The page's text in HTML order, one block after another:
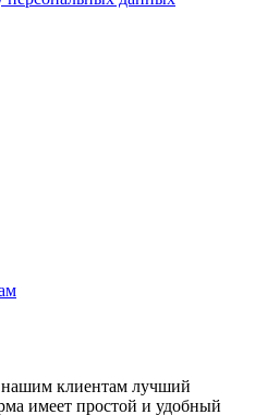
нашим клиентам лучший
имеет простой и удобный